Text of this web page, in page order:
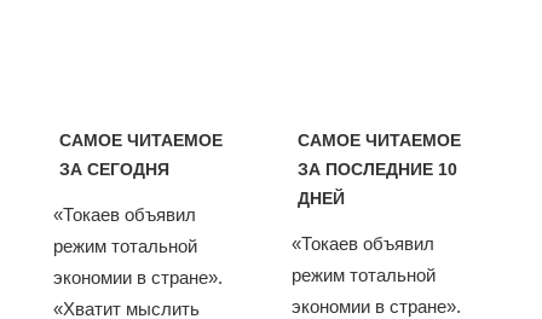
САМОЕ ЧИТАЕМОЕ
ЗА СЕГОДНЯ
«Токаев объявил
режим тотальной
экономии в стране».
«Хватит мыслить
САМОЕ ЧИТАЕМОЕ
ЗА ПОСЛЕДНИЕ 10
ДНЕЙ
«Токаев объявил
режим тотальной
экономии в стране».